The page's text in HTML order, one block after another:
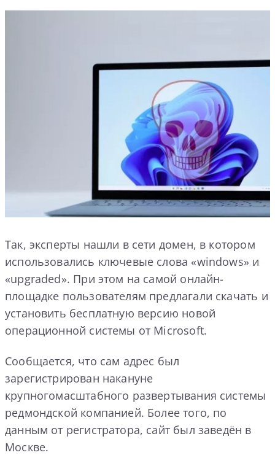
Так, эксперты нашли в сети домен, в котором
использовались ключевые слова «windows» и
«upgraded». При этом на самой онлайн-
площадке пользователям предлагали скачать и
установить бесплатную версию новой
операционной системы от Microsoft.
Сообщается, что сам адрес был
зарегистрирован накануне
крупногомасштабного развертывания системы
редмондской компанией. Более того, по
данным от регистратора, сайт был заведён в
Москве.